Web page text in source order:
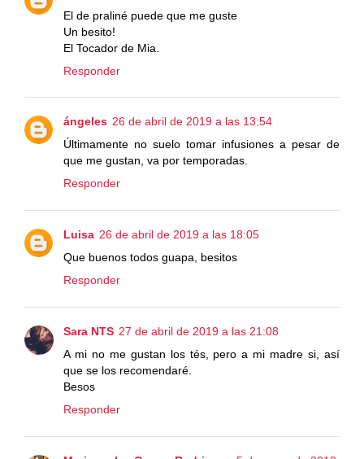
El de praliné puede que me guste
Un besito!
El Tocador de Mia.
Responder
ángeles 26 de abril de 2019 a las 13:54
Últimamente no suelo tomar infusiones a pesar de
que me gustan, va por temporadas.
Responder
Luisa 26 de abril de 2019 a las 18:05
Que buenos todos guapa, besitos
Responder
Sara NTS 27 de abril de 2019 a las 21:08
A mi no me gustan los tés, pero a mi madre si, así
que se los recomendaré.
Besos
Responder